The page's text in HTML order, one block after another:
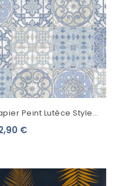
Peint Lutèce Style
3 Faïence Bleu
€